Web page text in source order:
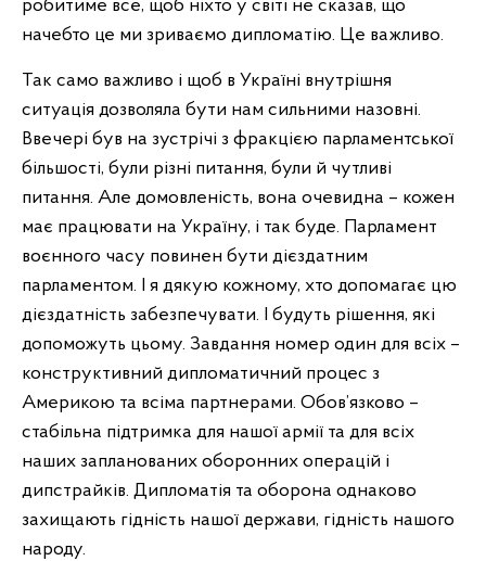
робитиме все, щоб ніхто у світі не сказав, що
начебто це ми зриваємо дипломатію. Це важливо.
Так само важливо і щоб в Україні внутрішня
ситуація дозволяла бути нам сильними назовні.
Ввечері був на зустрічі з фракцією парламентської
більшості, були різні питання, були й чутливі
питання. Але домовленість, вона очевидна – кожен
має працювати на Україну, і так буде. Парламент
воєнного часу повинен бути дієздатним
парламентом. І я дякую кожному, хто допомагає цю
дієздатність забезпечувати. І будуть рішення, які
допоможуть цьому. Завдання номер один для всіх –
конструктивний дипломатичний процес з
Америкою та всіма партнерами. Обов’язково –
стабільна підтримка для нашої армії та для всіх
наших запланованих оборонних операцій і
дипстрайків. Дипломатія та оборона однаково
захищають гідність нашої держави, гідність нашого
народу.